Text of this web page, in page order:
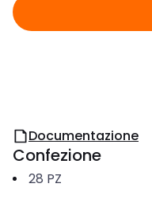
Documentazione
Confezione
28 PZ